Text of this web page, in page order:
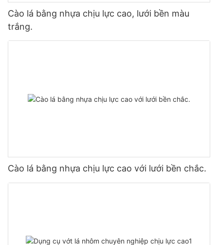
Cào lá bằng nhựa chịu lực cao, lưới bền màu
trắng.
Cào lá bằng nhựa chịu lực cao với lưới bền chắc.